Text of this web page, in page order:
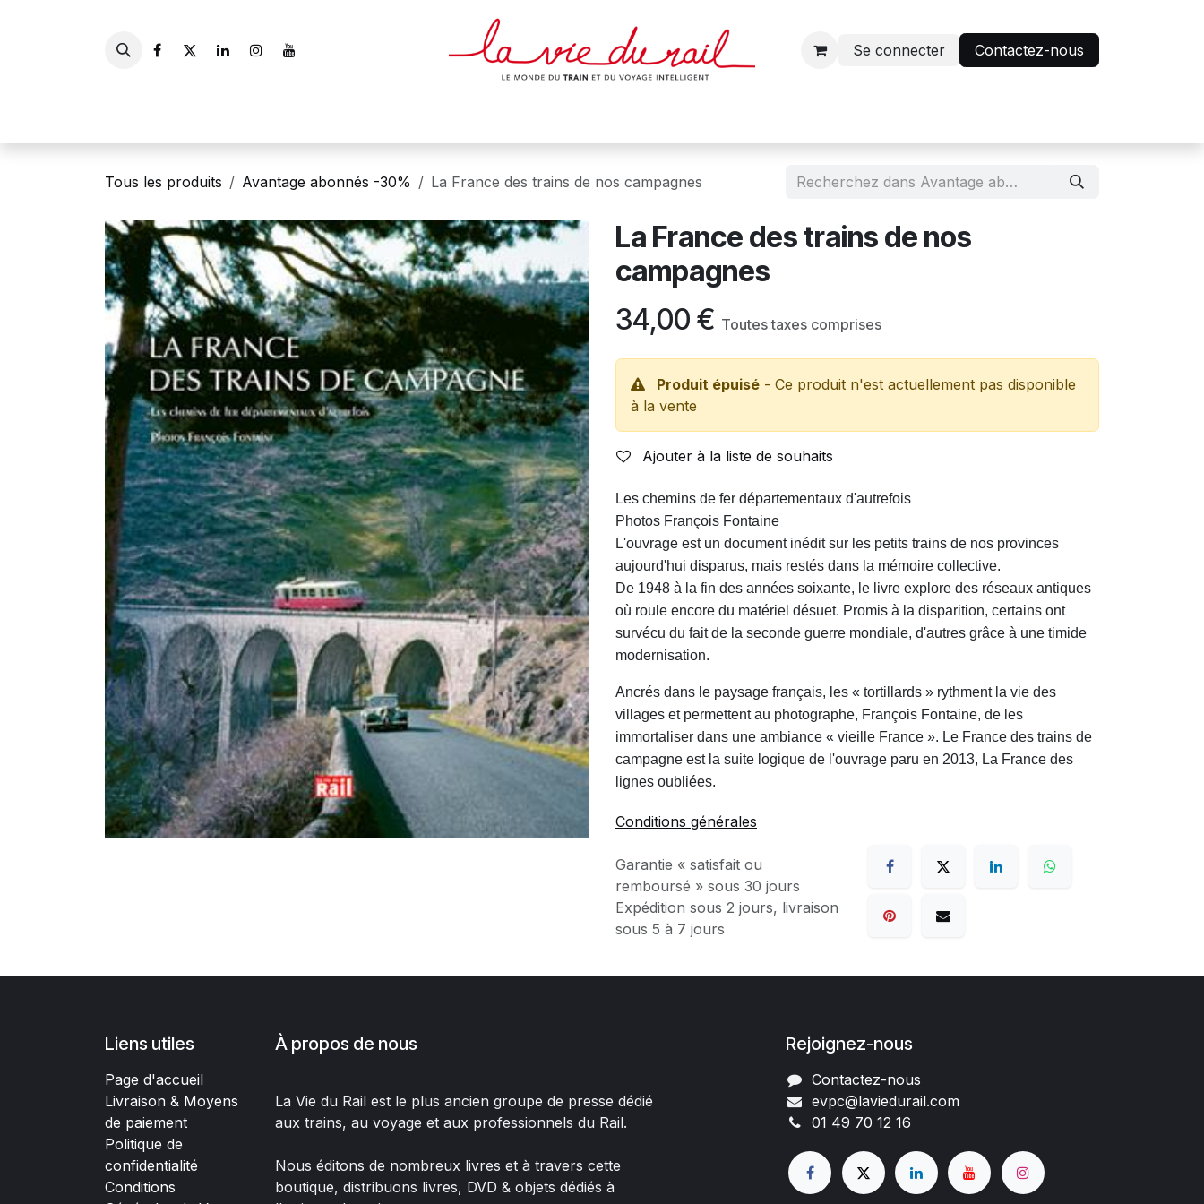
Se connecter Contactez-nous
Tous les produits Avantage abonnés -30% La France des trains de nos campagnes
La France des trains de nos
campagnes
34,00 € Toutes taxes comprises
Produit épuisé - Ce produit n'est actuellement pas disponible
à la vente
Ajouter à la liste de souhaits
Les chemins de fer départementaux d'autrefois
Photos François Fontaine
L'ouvrage est un document inédit sur les petits trains de nos provinces
aujourd'hui disparus, mais restés dans la mémoire collective.
De 1948 à la fin des années soixante, le livre explore des réseaux antiques
où roule encore du matériel désuet. Promis à la disparition, certains ont
survécu du fait de la seconde guerre mondiale, d'autres grâce à une timide
modernisation.
Ancrés dans le paysage français, les « tortillards » rythment la vie des
villages et permettent au photographe, François Fontaine, de les
immortaliser dans une ambiance « vieille France ». Le France des trains de
campagne est la suite logique de l'ouvrage paru en 2013, La France des
lignes oubliées.
Conditions générales
Garantie « satisfait ou
remboursé » sous 30 jours
Expédition sous 2 jours, livraison
sous 5 à 7 jours
Liens utiles
Page d'accueil
Livraison & Moyens
de paiement
Politique de
confidentialité
Conditions
À propos de nous
La Vie du Rail est le plus ancien groupe de presse dédié
aux trains, au voyage et aux professionnels du Rail.
Nous éditons de nombreux livres et à travers cette
boutique, distribuons livres, DVD & objets dédiés à
Rejoignez-nous
Contactez-nous
evpc@laviedurail.com
01 49 70 12 16